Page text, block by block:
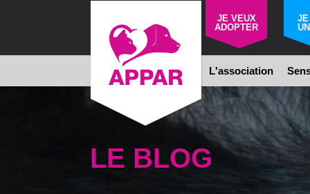
JE VEUX
ADOPTER
JE
L'association
LE BLOG